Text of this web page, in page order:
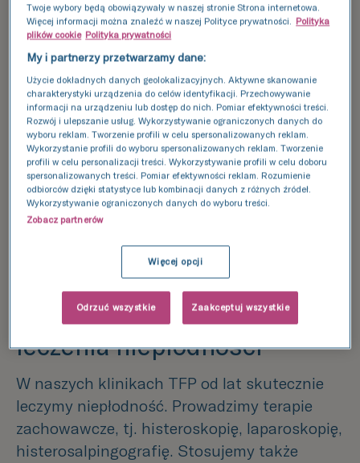
Przed rozpoczęciemleczenia niepłodności
konieczne jest dokładne
zbadanie płodności
obojga partnerów. Pacjenci mogą ocenić
potencjał swojej płodności poprzez proste, ale
profesjonalne i kompleksowe badania. W
klinikach TFP oferujemypakiety badań
płodności zarówno u kobiet, u mężczyzn, jak
i pakiet dla pary. Badania mogą obejmować
testy hormonalne, badanie nasienia, badania
obrazowe, a także ocenę funkcji jajników i
pozwala lekarzom na określenie
najlepszej metody leczenia dla pacjentów.
Informacja o metodach
leczenia niepłodności
W naszych klinikach TFP od lat skutecznie
leczymy niepłodność. Prowadzimy terapie
zachowawcze, tj. histeroskopię, laparoskopię,
histerosalpingografię. Stosujemy także
Twoje wybory będą obowiązywały w naszej stronie Strona internetowa.
Więcej informacji można znaleźć w naszej Polityce prywatności. Polityka
plików cookie Polityka prywatności
My i partnerzy przetwarzamy dane:
Użycie dokładnych danych geolokalizacyjnych. Aktywne skanowanie
charakterystyki urządzenia do celów identyfikacji. Przechowywanie
informacji na urządzeniu lub dostęp do nich. Pomiar efektywności treści.
Rozwój i ulepszanie usług. Wykorzystywanie ograniczonych danych do
wyboru reklam. Tworzenie profili w celu spersonalizowanych reklam.
Wykorzystanie profili do wyboru spersonalizowanych reklam. Tworzenie
profili w celu personalizacji treści. Wykorzystywanie profili w celu doboru
spersonalizowanych treści. Pomiar efektywności reklam. Rozumienie
odbiorców dzięki statystyce lub kombinacji danych z różnych źródeł.
Wykorzystywanie ograniczonych danych do wyboru treści.
Zobacz partnerów
Więcej opcji
Odrzuć wszystkie Zaakceptuj wszystkie